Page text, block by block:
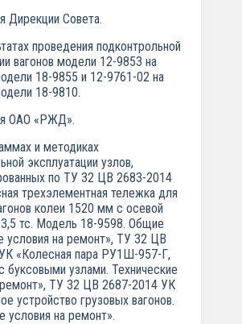
Дирекции Совета.
проведения подконтрольной
вагонов модели 12-9853 на
18-9855 и 12-9761-02 на
18-9810.
ОАО «РЖД».
и методиках
эксплуатации узлов,
по ТУ 32 ЦВ 2683-2014
трехэлементная тележка для
колеи 1520 мм с осевой
тс. Модель 18-9598. Общие
условия на ремонт», ТУ 32 ЦВ
«Колесная пара РУ1Ш-957-Г,
буксовыми узлами. Технические
ремонт», ТУ 32 ЦВ 2687-2014 УК
устройство грузовых вагонов.
условия на ремонт».